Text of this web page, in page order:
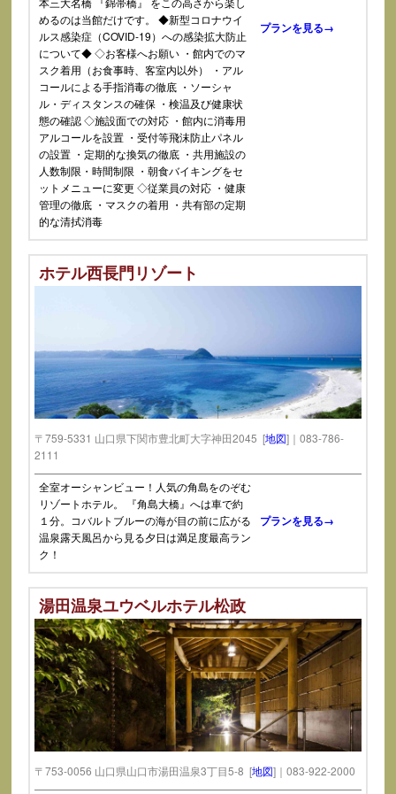
めるのは当館だけです。 ◆新型コロナウイ
ルス感染症（COVID-19）への感染拡大防止
について◆ ◇お客様へお願い ・館内でのマ
スク着用（お食事時、客室内以外） ・アル
コールによる手指消毒の徹底 ・ソーシャ
ル・ディスタンスの確保 ・検温及び健康状
態の確認 ◇施設面での対応 ・館内に消毒用
アルコールを設置 ・受付等飛沫防止パネル
の設置 ・定期的な換気の徹底 ・共用施設の
人数制限・時間制限 ・朝食バイキングをセ
ットメニューに変更 ◇従業員の対応 ・健康
管理の徹底 ・マスクの着用 ・共有部の定期
的な清拭消毒
プランを見る→
ホテル西長門リゾート
〒759-5331 山口県下関市豊北町大字神田2045 [地図]｜083-786-
2111
全室オーシャンビュー！人気の角島をのぞむ
リゾートホテル。 『角島大橋』へは車で約
１分。コバルトブルーの海が目の前に広がる
温泉露天風呂から見る夕日は満足度最高ラン
ク！
プランを見る→
湯田温泉ユウベルホテル松政
〒753-0056 山口県山口市湯田温泉3丁目5-8 [地図]｜083-922-2000